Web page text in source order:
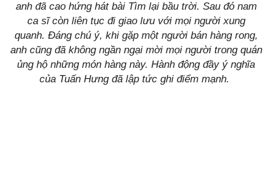
anh đã cao hứng hát bài Tìm lại bầu trời. Sau đó nam
ca sĩ còn liên tục đi giao lưu với mọi người xung
quanh. Đáng chú ý, khi gặp một người bán hàng rong,
anh cũng đã không ngần ngại mời mọi người trong quán
ủng hộ những món hàng này. Hành động đầy ý nghĩa
của Tuấn Hưng đã lập tức ghi điểm mạnh.